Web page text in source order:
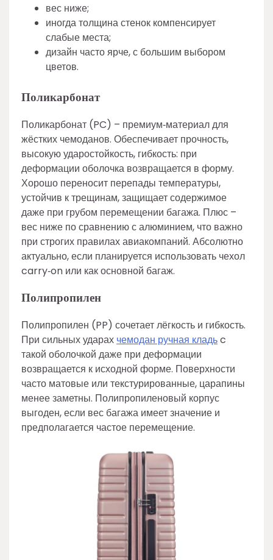
вес ниже;
иногда толщина стенок компенсирует
слабые места;
дизайн часто ярче, с большим выбором
цветов.
Поликарбонат
Поликарбонат (PC) – премиум‑материал для
жёстких чемоданов. Обеспечивает прочность,
высокую ударостойкость, гибкость: при
деформации оболочка возвращается в форму.
Хорошо переносит перепады температуры,
устойчив к трещинам, защищает содержимое
даже при грубом перемещении багажа. Плюс –
вес ниже по сравнению с алюминием, что важно
при строгих правилах авиакомпаний. Абсолютно
актуально, если планируется использовать чехол
carry‑on или как основной багаж.
Полипропилен
Полипропилен (PP) сочетает лёгкость и гибкость.
При сильных ударах чемодан ручная кладьc
такой оболочкой даже при деформации
возвращается к исходной форме. Поверхности
часто матовые или текстурированные, царапины
менее заметны. Полипропиленовый корпус
выгоден, если вес багажа имеет значение и
предполагается частое перемещение.